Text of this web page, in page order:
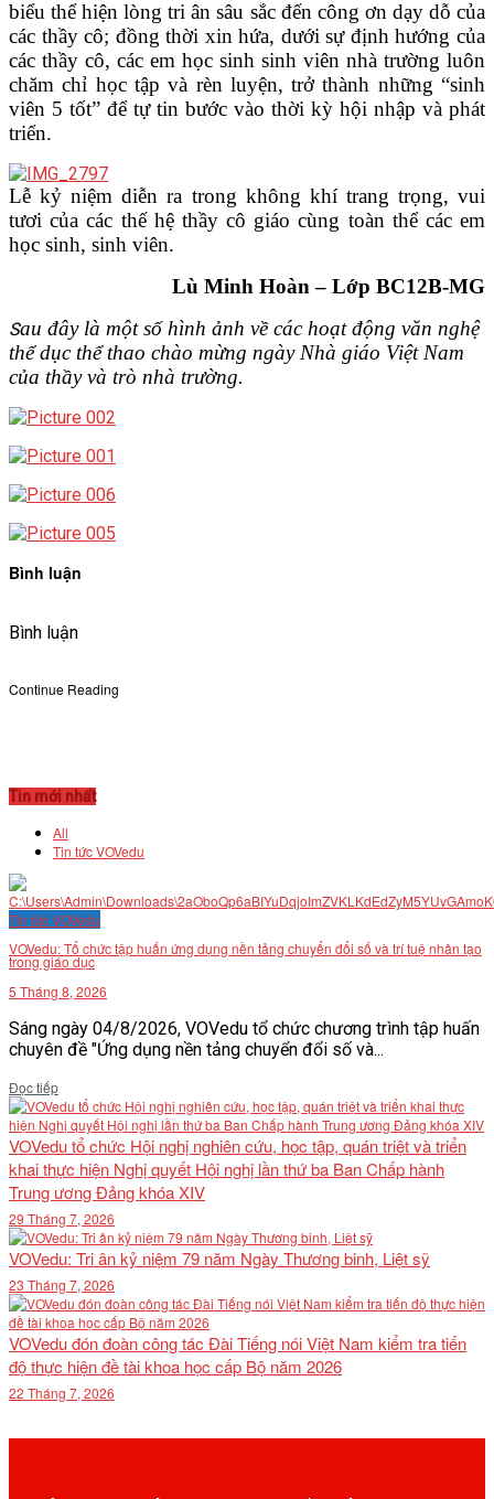
biểu thể hiện lòng tri ân sâu sắc đến công ơn dạy dỗ của
các thầy cô; đồng thời xin hứa, dưới sự định hướng của
các thầy cô, các em học sinh sinh viên nhà trường luôn
chăm chỉ học tập và rèn luyện, trở thành những “sinh
viên 5 tốt” để tự tin bước vào thời kỳ hội nhập và phát
triển.
Lễ kỷ niệm diễn ra trong không khí trang trọng, vui
tươi của các thế hệ thầy cô giáo cùng toàn thể các em
học sinh, sinh viên.
Lù Minh Hoàn – Lớp BC12B-MG
Sau đây là một số hình ảnh về các hoạt động văn nghệ
thể dục thể thao chào mừng ngày Nhà giáo Việt Nam
của thầy và trò nhà trường.
Bình luận
Bình luận
Continue Reading
Tin mới nhất
All
Tin tức VOVedu
Tin tức VOVedu
VOVedu: Tổ chức tập huấn ứng dụng nền tảng chuyển đổi số và trí tuệ nhân tạo
trong giáo dục
5 Tháng 8, 2026
Sáng ngày 04/8/2026, VOVedu tổ chức chương trình tập huấn
chuyên đề "Ứng dụng nền tảng chuyển đổi số và...
Đọc tiếpDetails
VOVedu tổ chức Hội nghị nghiên cứu, học tập, quán triệt và triển
khai thực hiện Nghị quyết Hội nghị lần thứ ba Ban Chấp hành
Trung ương Đảng khóa XIV
29 Tháng 7, 2026
VOVedu: Tri ân kỷ niệm 79 năm Ngày Thương binh, Liệt sỹ
23 Tháng 7, 2026
VOVedu đón đoàn công tác Đài Tiếng nói Việt Nam kiểm tra tiến
độ thực hiện đề tài khoa học cấp Bộ năm 2026
22 Tháng 7, 2026